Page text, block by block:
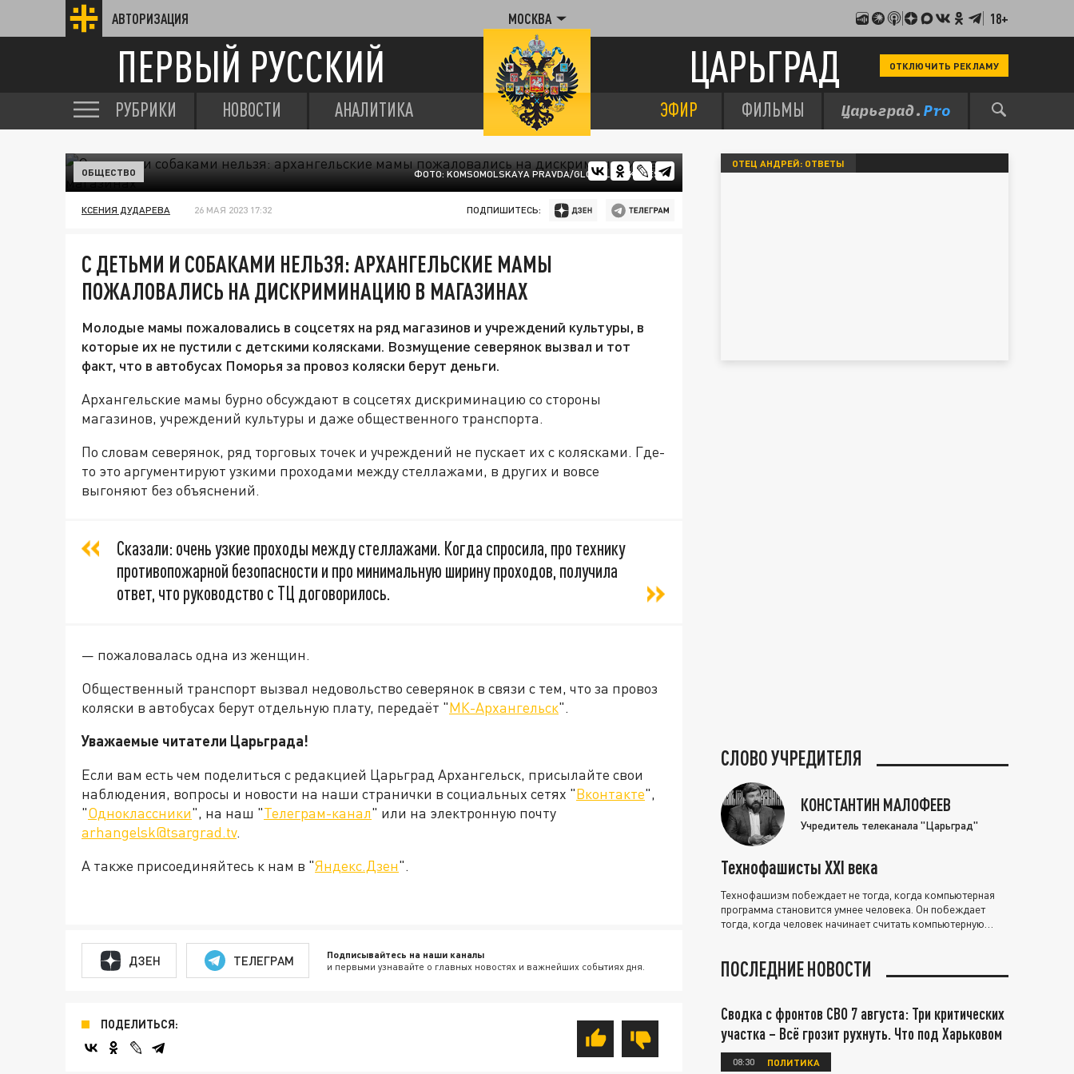
АВТОРИЗАЦИЯ МОСКВА 18+
ПЕРВЫЙ РУССКИЙ ЦАРЬГРАД ОТКЛЮЧИТЬ РЕКЛАМУ
РУБРИКИ НОВОСТИ АНАЛИТИКА ЭФИР ФИЛЬМЫ
ФОТО: KOMSOMOLSKAYA PRAVDA/GLOBALLOOKPRESS
ОБЩЕСТВО
КСЕНИЯ ДУДАРЕВА 26 МАЯ 2023 17:32 ПОДПИШИТЕСЬ:
С ДЕТЬМИ И СОБАКАМИ НЕЛЬЗЯ: АРХАНГЕЛЬСКИЕ МАМЫ
ПОЖАЛОВАЛИСЬ НА ДИСКРИМИНАЦИЮ В МАГАЗИНАХ
Молодые мамы пожаловались в соцсетях на ряд магазинов и учреждений культуры, в
которые их не пустили с детскими колясками. Возмущение северянок вызвал и тот
факт, что в автобусах Поморья за провоз коляски берут деньги.
Архангельские мамы бурно обсуждают в соцсетях дискриминацию со стороны
магазинов, учреждений культуры и даже общественного транспорта.
По словам северянок, ряд торговых точек и учреждений не пускает их с колясками. Где-
то это аргументируют узкими проходами между стеллажами, в других и вовсе
выгоняют без объяснений.
Сказали: очень узкие проходы между стеллажами. Когда спросила, про технику
противопожарной безопасности и про минимальную ширину проходов, получила
ответ, что руководство с ТЦ договорилось.
— пожаловалась одна из женщин.
Общественный транспорт вызвал недовольство северянок в связи с тем, что за провоз
коляски в автобусах берут отдельную плату, передаёт "МК-Архангельск".
Уважаемые читатели Царьграда!
Если вам есть чем поделиться с редакцией Царьград Архангельск, присылайте свои
наблюдения, вопросы и новости на наши странички в социальных сетях "Вконтакте",
"Одноклассники", на наш "Телеграм-канал" или на электронную почту
arhangelsk@tsargrad.tv.
А также присоединяйтесь к нам в "Яндекс.Дзен".
ДЗЕН ТЕЛЕГРАМ Подписывайтесь на наши каналы
и первыми узнавайте о главных новостях и важнейших событиях дня.
ПОДЕЛИТЬСЯ:
ОТЕЦ АНДРЕЙ: ОТВЕТЫ
СЛОВО УЧРЕДИТЕЛЯ
КОНСТАНТИН МАЛОФЕЕВ
Учредитель телеканала "Царьград"
Технофашисты XXI века
Технофашизм побеждает не тогда, когда компьютерная
программа становится умнее человека. Он побеждает
тогда, когда человек начинает считать компьютерную
ПОСЛЕДНИЕ НОВОСТИ
Сводка с фронтов СВО 7 августа: Три критических
участка – Всё грозит рухнуть. Что под Харьковом
08:30 ПОЛИТИКА